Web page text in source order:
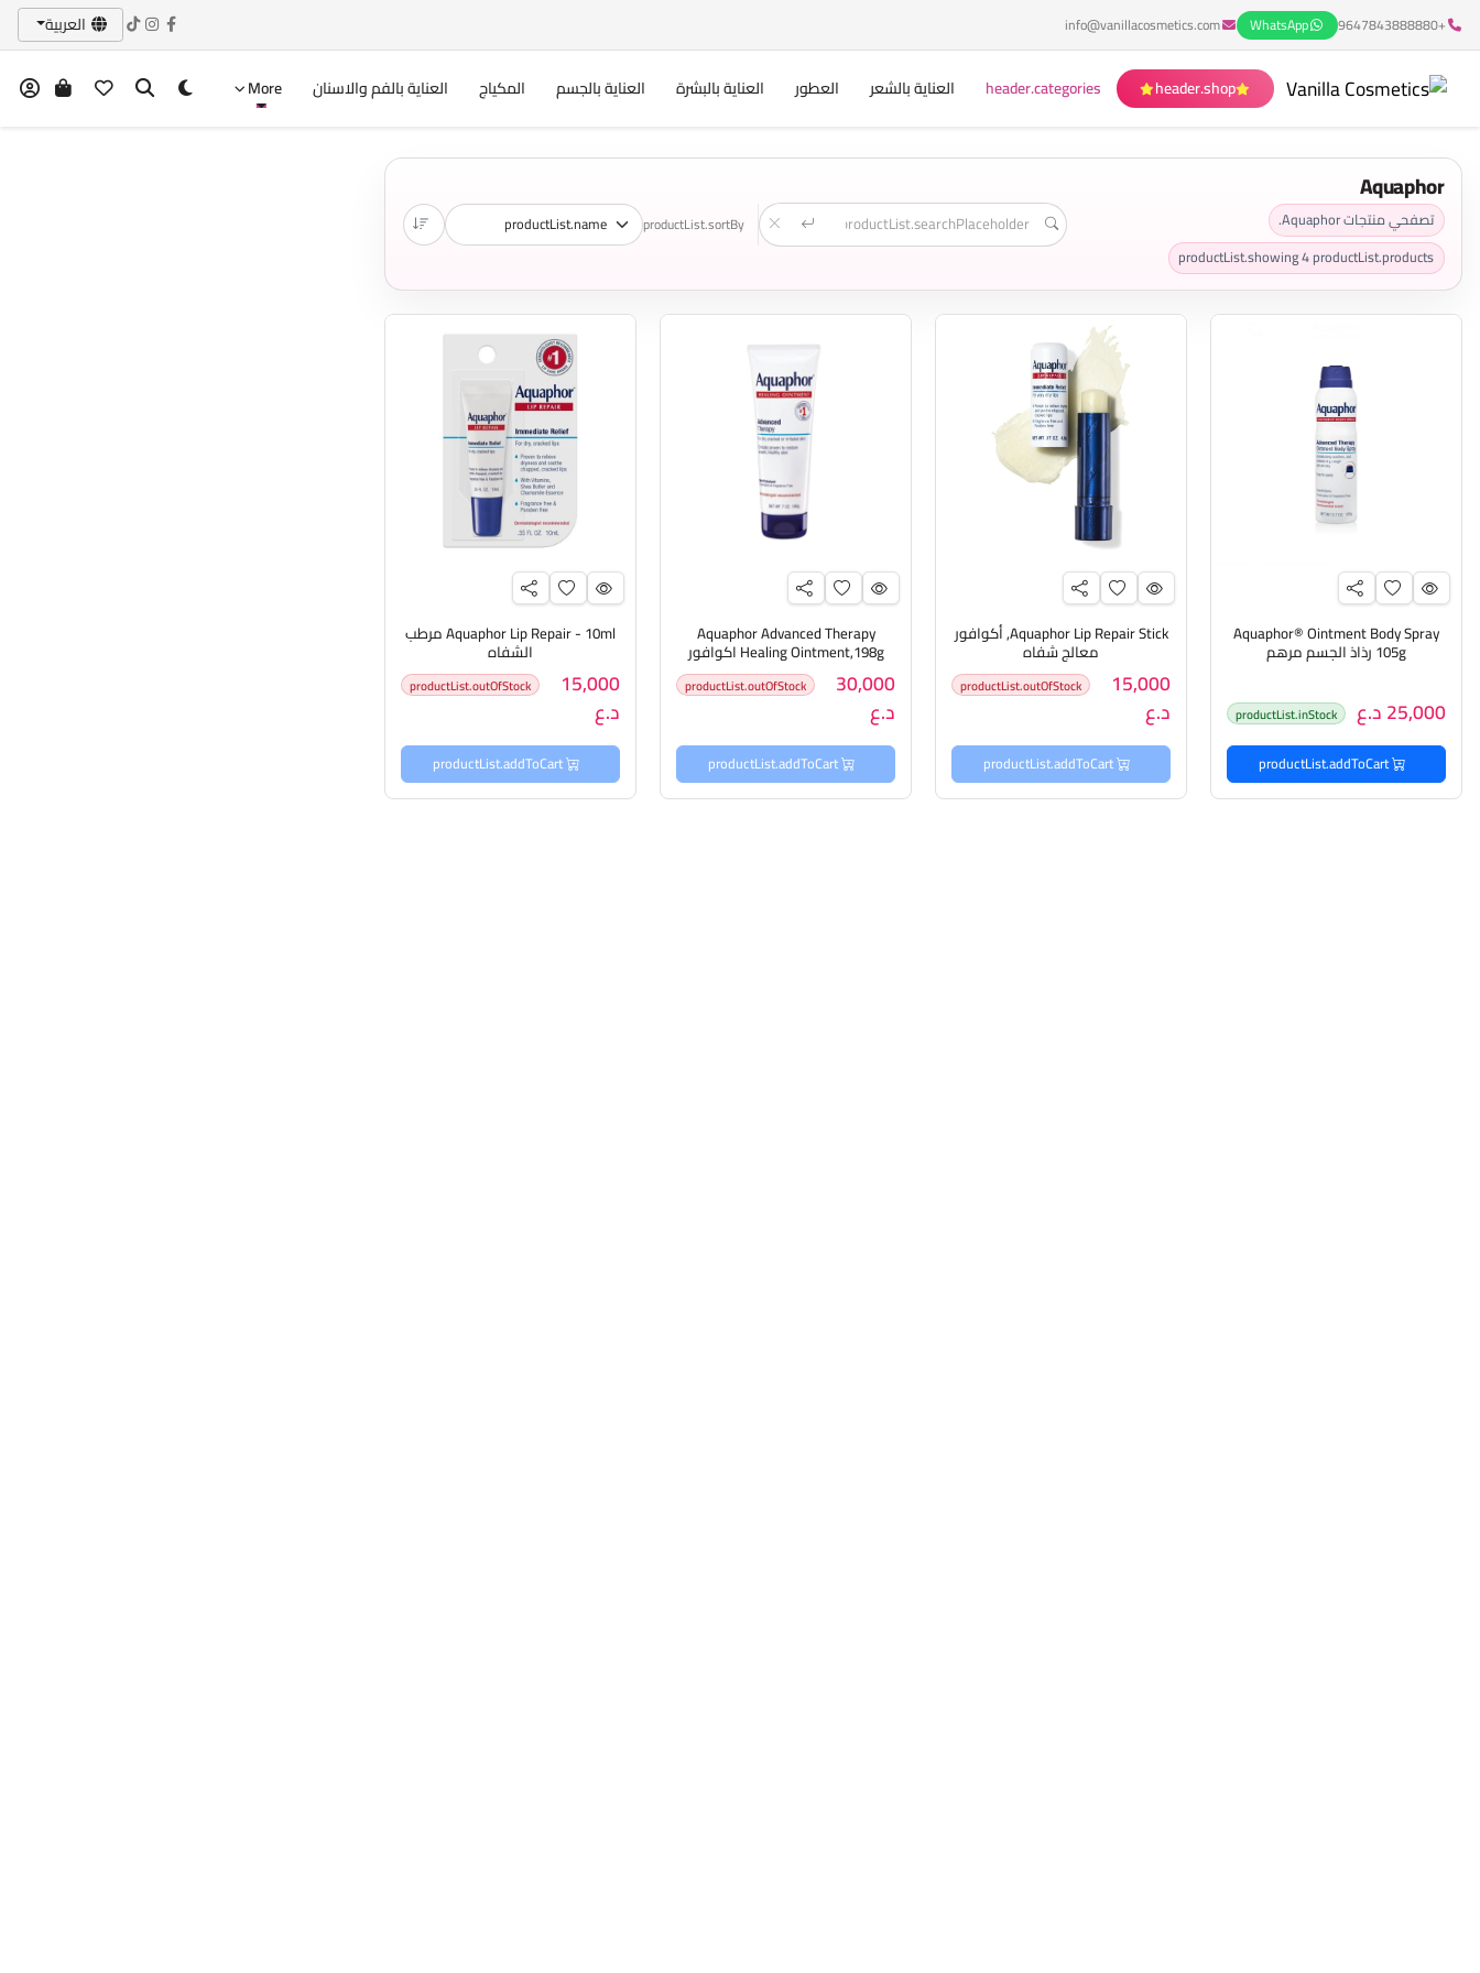
+9647843888880
WhatsApp
info@vanillacosmetics.com العربية
header.shop
header.categories العناية بالشعر العطور العناية بالبشرة العناية بالجسم المكياج العناية بالفم والاسنان More
Aquaphor
تصفحي منتجات Aquaphor.
productList.showing4productList.products
productList.sortBy
Aquaphor® Ointment Body Spray
105g رذاذ الجسم مرهم
25,000 د.ع productList.inStock
productList.addToCart
Aquaphor Lip Repair Stick, أكوافور
معالج شفاه
15,000
د.ع
productList.outOfStock
productList.addToCart
Aquaphor Advanced Therapy
Healing Ointment,198g اكوافور
كريم علاجي مرمم للبشرة30,000
د.ع
productList.outOfStock
productList.addToCart
Aquaphor Lip Repair - 10ml مرطب
الشفاه
15,000
د.ع
productList.outOfStock
productList.addToCart